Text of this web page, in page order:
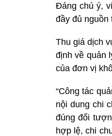
Đáng chú ý,
đầy đủ nguồn
Thu giá dịch
định về quản
của đơn vị
“Công tác
nội dung chi
đúng đối
hợp lệ, chi